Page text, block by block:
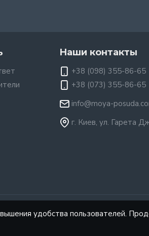
Наши контакты
+38 (098) 355-86-65
+38 (073) 355-86-65
info@moya-
г. Киев, ул. Гарета
удобства пользователей.